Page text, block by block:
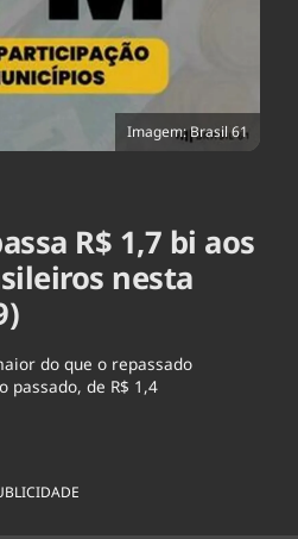
Imagem: Brasil 61
R$ 1,7 bi aos
nesta
do que o repassado
passado, de R$ 1,4